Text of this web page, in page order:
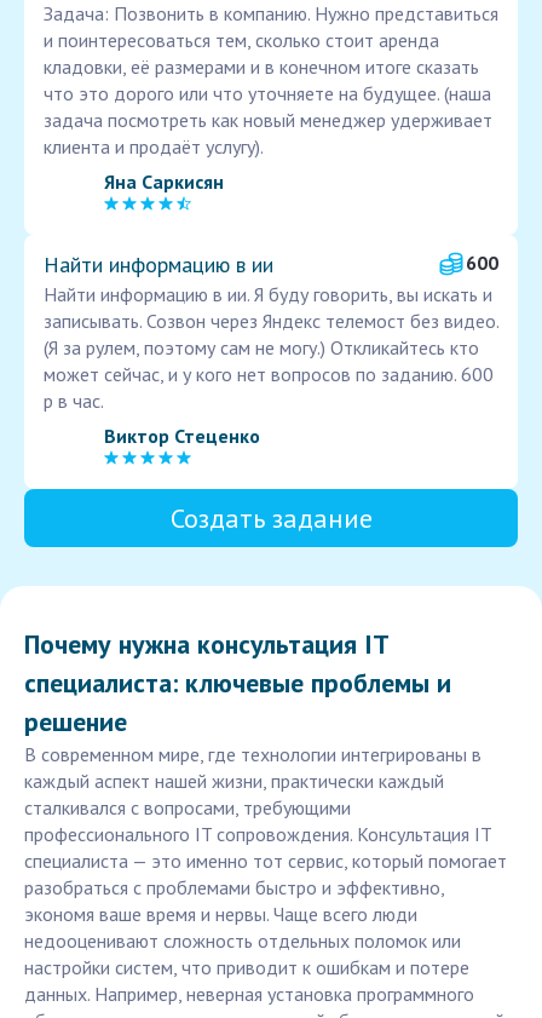
Задача: Позвонить в компанию. Нужно представиться
и поинтересоваться тем, сколько стоит аренда
кладовки, её размерами и в конечном итоге сказать
что это дорого или что уточняете на будущее. (наша
задача посмотреть как новый менеджер удерживает
клиента и продаёт услугу).
Яна Саркисян
Найти информацию в ии
600
Найти информацию в ии. Я буду говорить, вы искать и
записывать. Созвон через Яндекс телемост без видео.
(Я за рулем, поэтому сам не могу.) Откликайтесь кто
может сейчас, и у кого нет вопросов по заданию. 600
р в час.
Виктор Стеценко
Создать задание
Почему нужна консультация IT
специалиста: ключевые проблемы и
решение
В современном мире, где технологии интегрированы в
каждый аспект нашей жизни, практически каждый
сталкивался с вопросами, требующими
профессионального IT сопровождения. Консультация IT
специалиста — это именно тот сервис, который помогает
разобраться с проблемами быстро и эффективно,
экономя ваше время и нервы. Чаще всего люди
недооценивают сложность отдельных поломок или
настройки систем, что приводит к ошибкам и потере
данных. Например, неверная установка программного